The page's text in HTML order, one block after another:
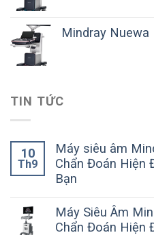
Mindray Nuewa
TIN TỨC
10
Th9
Máy siêu âm
Chẩn Đoán Hiện
Bạn
Máy Siêu Âm
Chẩn Đoán Hiện